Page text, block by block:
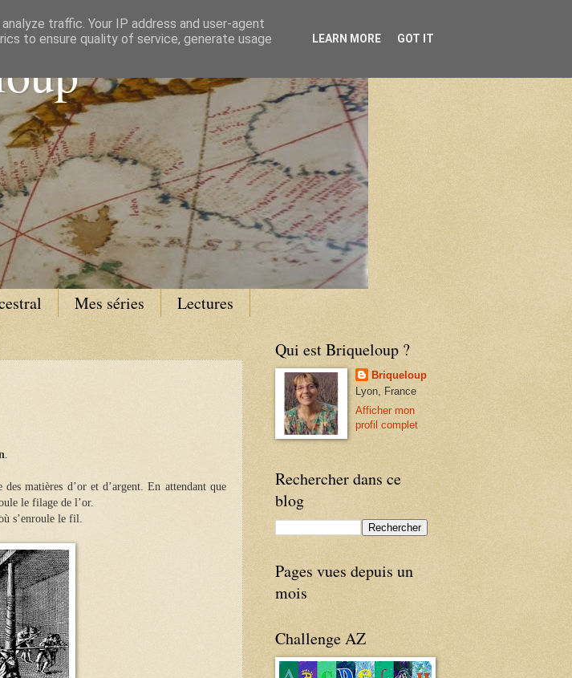
Mes séries Lectures
matières d’or et d’argent. En attendant que
le filage de l’or.
s’enroule le fil.
Qui est Briqueloup ?
Briqueloup
Lyon, France
Afficher mon
profil complet
Rechercher dans ce
blog
Pages vues depuis un
mois
Challenge AZ
traffic. Your IP address and user-agent
to ensure quality of service, generate usage
LEARN MORE GOT IT